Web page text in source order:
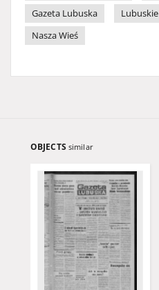
Gazeta Lubuska
Lubuskie
Nasza Wieś
OBJECTS similar